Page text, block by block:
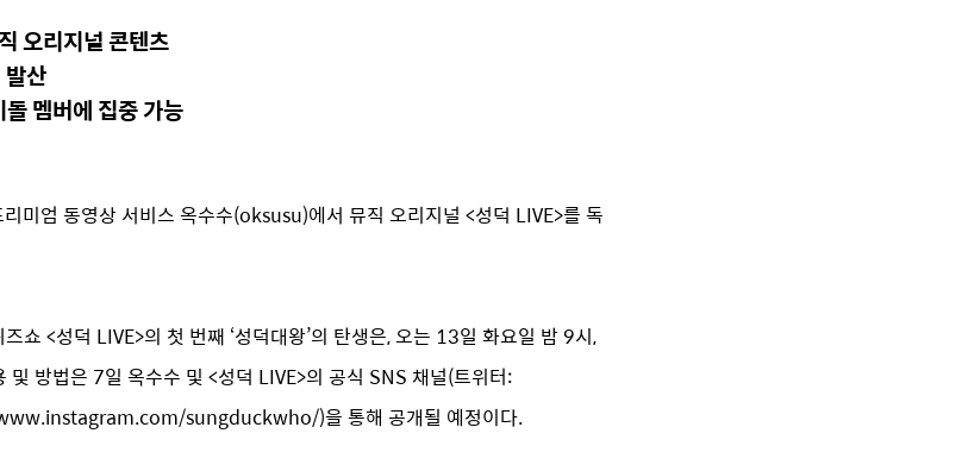
오리지널 콘텐츠
산
멤버에 집중 가능
엄 동영상 서비스 옥수수(oksusu)에서 뮤직 오리지널 <성덕 LIVE>를 독
쇼 <성덕 LIVE>의 첫 번째 ‘성덕대왕’의 탄생은, 오는 13일 화요일 밤 9시,
방법은 7일 옥수수 및 <성덕 LIVE>의 공식 SNS 채널(트위터:
sungduckwho/)을 통해 공개될 예정이다.